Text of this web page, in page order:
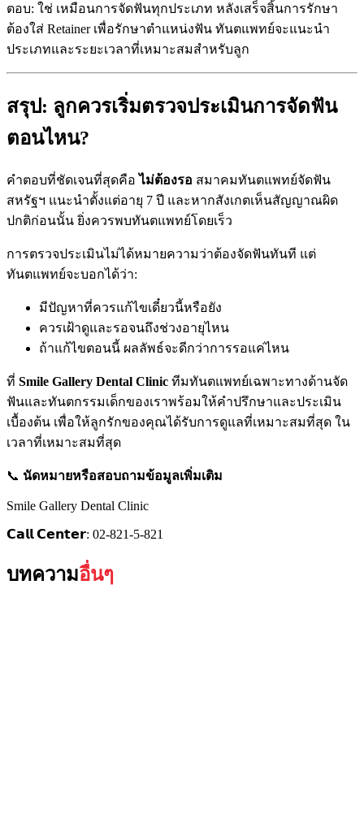
ตอบ: ใช่ เหมือนการจัดฟันทุกประเภท หลังเสร็จสิ้นการรักษา
ต้องใส่ Retainer เพื่อรักษาตำแหน่งฟัน ทันตแพทย์จะแนะนำ
ประเภทและระยะเวลาที่เหมาะสมสำหรับลูก
สรุป: ลูกควรเริ่มตรวจประเมินการจัดฟัน
ตอนไหน?
คำตอบที่ชัดเจนที่สุดคือไม่ต้องรอ สมาคมทันตแพทย์จัดฟัน
สหรัฐฯ แนะนำตั้งแต่อายุ 7 ปี และหากสังเกตเห็นสัญญาณผิด
ปกติก่อนนั้น ยิ่งควรพบทันตแพทย์โดยเร็ว
การตรวจประเมินไม่ได้หมายความว่าต้องจัดฟันทันที แต่
ทันตแพทย์จะบอกได้ว่า:
มีปัญหาที่ควรแก้ไขเดี๋ยวนี้หรือยัง
ควรเฝ้าดูและรอจนถึงช่วงอายุไหน
ถ้าแก้ไขตอนนี้ ผลลัพธ์จะดีกว่าการรอแค่ไหน
ที่ Smile Gallery Dental Clinic ทีมทันตแพทย์เฉพาะทางด้านจัด
ฟันและทันตกรรมเด็กของเราพร้อมให้คำปรึกษาและประเมิน
เบื้องต้น เพื่อให้ลูกรักของคุณได้รับการดูแลที่เหมาะสมที่สุด ใน
เวลาที่เหมาะสมที่สุด
📞 นัดหมายหรือสอบถามข้อมูลเพิ่มเติม
Smile Gallery Dental Clinic
𝗖𝗮𝗹𝗹 𝗖𝗲𝗻𝘁𝗲𝗿: 02-821-5-821
บทความอื่นๆ